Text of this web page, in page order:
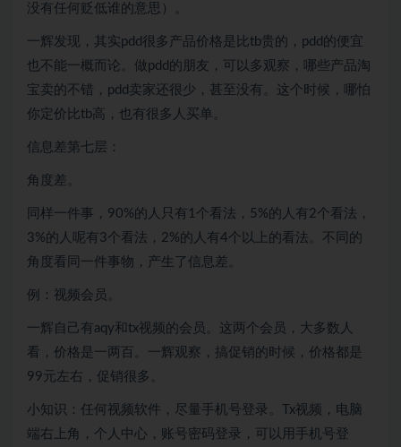
没有任何贬低谁的意思）。
一辉发现，其实pdd很多产品价格是比tb贵的，pdd的便宜
也不能一概而论。做pdd的朋友，可以多观察，哪些产品淘
宝卖的不错，pdd卖家还很少，甚至没有。这个时候，哪怕
你定价比tb高，也有很多人买单。
信息差第七层：
角度差。
同样一件事，90%的人只有1个看法，5%的人有2个看法，
3%的人呢有3个看法，2%的人有4个以上的看法。不同的
角度看同一件事物，产生了信息差。
例：视频会员。
一辉自己有aqy和tx视频的会员。这两个会员，大多数人
看，价格是一两百。一辉观察，搞促销的时候，价格都是
99元左右，促销很多。
小知识：任何视频软件，尽量手机号登录。Tx视频，电脑
端右上角，个人中心，账号密码登录，可以用手机号登